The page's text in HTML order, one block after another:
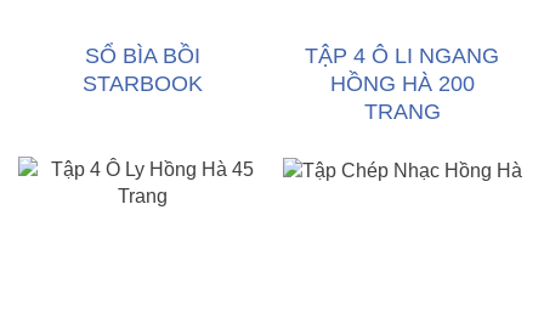
SỔ BÌA BỒI
STARBOOK
TẬP 4 Ô LI NGANG
HỒNG HÀ 200
TRANG